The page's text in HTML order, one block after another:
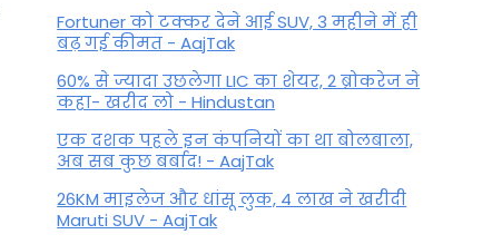
Fortuner को टक्कर देने आई SUV, 3 महीने में ही
बढ़ गई कीमत - AajTak
60% से ज्यादा उछलेगा LIC का शेयर, 2 ब्रोकरेज ने
कहा- खरीद लो - Hindustan
एक दशक पहले इन कंपनियों का था बोलबाला,
अब सब कुछ बर्बाद! - AajTak
26KM माइलेज और धांसू लुक, 4 लाख ने खरीदी
Maruti SUV - AajTak